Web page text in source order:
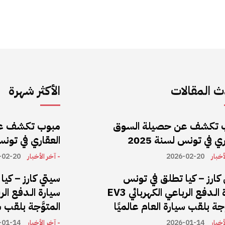
الأكثر شهرة
مبوب تكشف
العقاري في تونس
- آخر الأخبار 20
سيتي كارز –
المتوَّجة بلقب
- آخر الأخبار 14
المقالات
تكشف عن حصيلة السوق
في تونس لسنة 2025
2026-02-20
– كيا تطلق في تونس
سيارة الـدفع الرباعي الكهربائي EV3
بلقب سيارة العام عالميًا
2026-01-14